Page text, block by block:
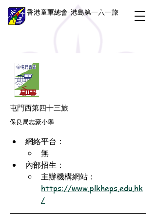
香港童軍總會-港島第一六一旅
屯門西第四十三旅
保良局志豪小學
網絡平台：
無
內部招生：
主辦機構網站：
https://www.plkheps.edu.hk
/